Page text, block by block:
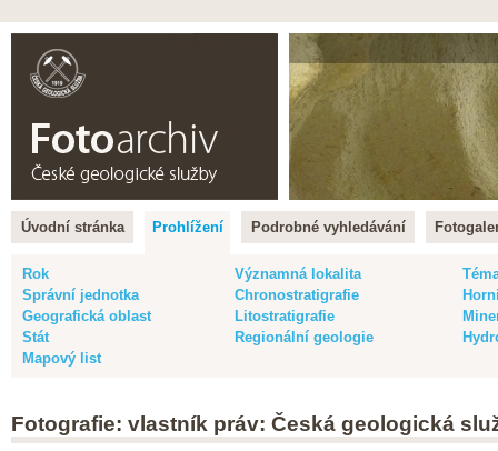
Úvodní stránka Prohlížení Podrobné vyhledávání
Rok Významná lokalita
Správní jednotka
Chronostratigrafie
Geografická oblast
Litostratigrafie
Stát
Regionální geologie
Mapový list
Fotografie: vlastník práv: Česká geologická